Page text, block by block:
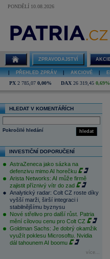
PONDĚLÍ 10.08.2026
ZPRAVODAJSTVÍ
PŘEHLED ZPRÁV AKCIOVÉ
PX 2 785,07 0,00% DAX 26 319,45 0,69%
HLEDAT V KOMENTÁŘÍCH
hledat
Pokročilé hledání
INVESTIČNÍ DOPORUČENÍ
AstraZeneca jako sázka na
defenzivu mimo AI horečku
Arista Networks: AI může firmě
zajistit příznivý vítr do zad
Analytický radar: Colt CZ roste díky
vyšší marži, širší integraci i
stabilnějšímu byznysu
Nové střelivo pro další růst. Patria
mění cílovou cenu pro Colt CZ
Goldman Sachs: Je dobrý okamžik
využít poklesu Microsoftu. Nvidia
dál tahounem AI boomu
více...